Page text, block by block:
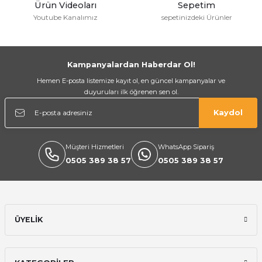
Ürün Videoları
Youtube Kanalımız
Sepetim
sepetinizdeki Ürünler
Kampanyalardan Haberdar Ol!
Hemen E-posta listemize kayıt ol, en güncel kampanyalar ve
duyuruları ilk öğrenen sen ol.
Kaydol
Müşteri Hizmetleri
0505 389 38 57
WhatsApp Sipariş
0505 389 38 57
ÜYELİK